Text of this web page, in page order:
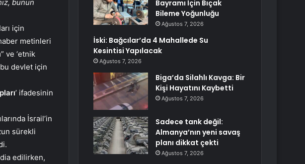
bunun
için
metinleri
ve ‘etnik
devlet için
’ ifadesinin
İsrail’in
sürekli
edilirken,
Bayramı İçin Bıçak
Bileme Yoğunluğu
Ağustos 7, 2026
İski: Bağcılar’da 4 Mahallede Su
Kesintisi Yapılacak
Ağustos 7, 2026
Biga’da Silahlı Kavga: Bir
Kişi Hayatını Kaybetti
Ağustos 7, 2026
Sadece tank değil:
Almanya’nın yeni savaş
planı dikkat çekti
Ağustos 7, 2026